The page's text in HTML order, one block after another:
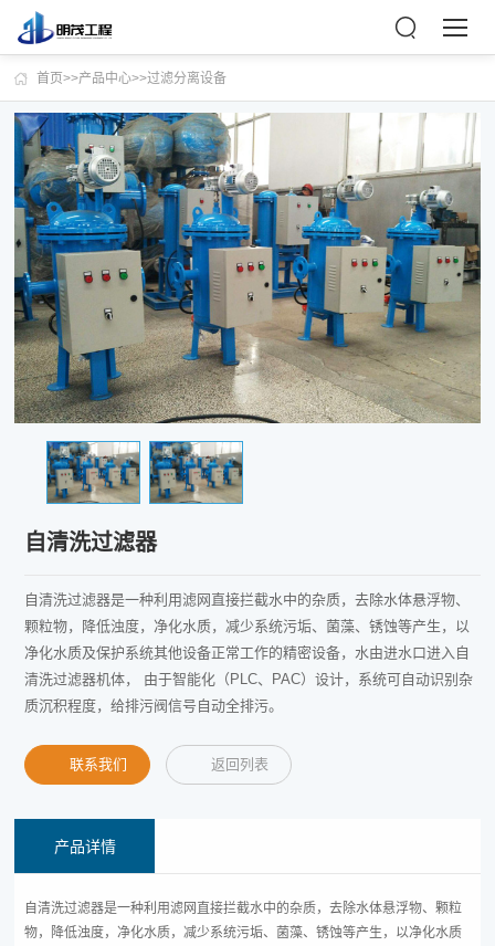
首页>>产品中心>>过滤分离设备
自清洗过滤器
自清洗过滤器是一种利用滤网直接拦截水中的杂质，去除水体悬浮物、
颗粒物，降低浊度，净化水质，减少系统污垢、菌藻、锈蚀等产生，以
净化水质及保护系统其他设备正常工作的精密设备，水由进水口进入自
清洗过滤器机体， 由于智能化（PLC、PAC）设计，系统可自动识别杂
质沉积程度，给排污阀信号自动全排污。
联系我们 返回列表
产品详情
自清洗过滤器是一种利用滤网直接拦截水中的杂质，去除水体悬浮物、颗粒
物，降低浊度，净化水质，减少系统污垢、菌藻、锈蚀等产生，以净化水质